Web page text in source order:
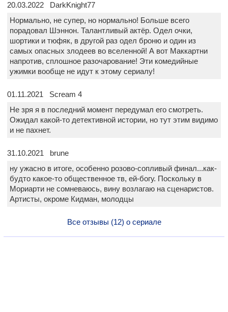
20.03.2022 DarkKnight77
Нормально, не супер, но нормально! Больше всего
порадовал Шэннон. Талантливый актёр. Одел очки,
шортики и тюфяк, в другой раз одел броню и один из
самых опасных злодеев во вселенной! А вот Маккартни
напротив, сплошное разочарование! Эти комедийные
ужимки вообще не идут к этому сериалу!
01.11.2021 Scream 4
Не зря я в последний момент передумал его смотреть.
Ожидал какой-то детективной истории, но тут этим видимо
и не пахнет.
31.10.2021 brune
ну ужасно в итоге, особенно розово-сопливый финал...как-
будто какое-то общественное тв, ей-богу. Поскольку в
Мориарти не сомневаюсь, вину возлагаю на сценаристов.
Артисты, окроме Кидман, молодцы
Все отзывы (12) о сериале